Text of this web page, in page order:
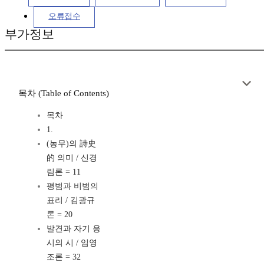
오류접수
부가정보
목차 (Table of Contents)
목차
1.
(농무)의 詩史
的 의미 / 신경
림론 = 11
평범과 비범의
표리 / 김광규
론 = 20
발견과 자기 응
시의 시 / 임영
조론 = 32